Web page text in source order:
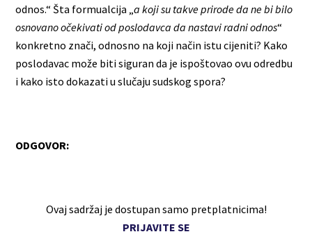
odnos.“ Šta formualcija „a koji su takve prirode da ne bi bilo
osnovano očekivati od poslodavca da nastavi radni odnos“
konkretno znači, odnosno na koji način istu cijeniti? Kako
poslodavac može biti siguran da je ispoštovao ovu odredbu
i kako isto dokazati u slučaju sudskog spora?
ODGOVOR:
Ovaj sadržaj je dostupan samo pretplatnicima!
PRIJAVITE SE